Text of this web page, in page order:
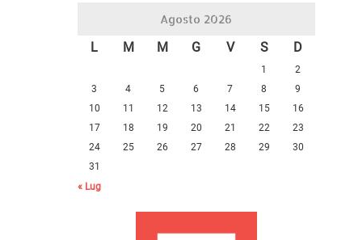
Agosto 2026
L M M G V S D
1
2
3
4 5 6 7 8
9
10
11 12 13 14 15
16
17
18 19 20 21 22
23
24
25 26 27 28 29
30
31
« Lug